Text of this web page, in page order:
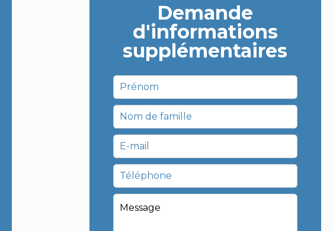
Demande
d'informations
supplémentaires